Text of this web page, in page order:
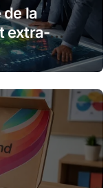
de la
extra-